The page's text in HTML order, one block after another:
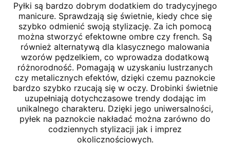
Pyłki są bardzo dobrym dodatkiem do tradycyjnego
manicure. Sprawdzają się świetnie, kiedy chce się
szybko odmienić swoją stylizację. Za ich pomocą
można stworzyć efektowne ombre czy french. Są
również alternatywą dla klasycznego malowania
wzorów pędzelkiem, co wprowadza dodatkową
różnorodność. Pomagają w uzyskaniu lustrzanych
czy metalicznych efektów, dzięki czemu paznokcie
bardzo szybko rzucają się w oczy. Drobinki świetnie
uzupełniają dotychczasowe trendy dodając im
unikalnego charakteru. Dzięki jego uniwersalności,
pyłek na paznokcie nakładać można zarówno do
codziennych stylizacji jak i imprez
okolicznościowych.